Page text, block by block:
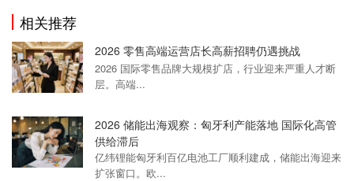
相关推荐
2026 零售高端运营店长高薪招聘仍遇挑战
2026 国际零售品牌大规模扩店，行业迎来严重人才断
层。高端...
2026 储能出海观察：匈牙利产能落地 国际化高管
供给滞后
亿纬锂能匈牙利百亿电池工厂顺利建成，储能出海迎来
扩张窗口。欧...